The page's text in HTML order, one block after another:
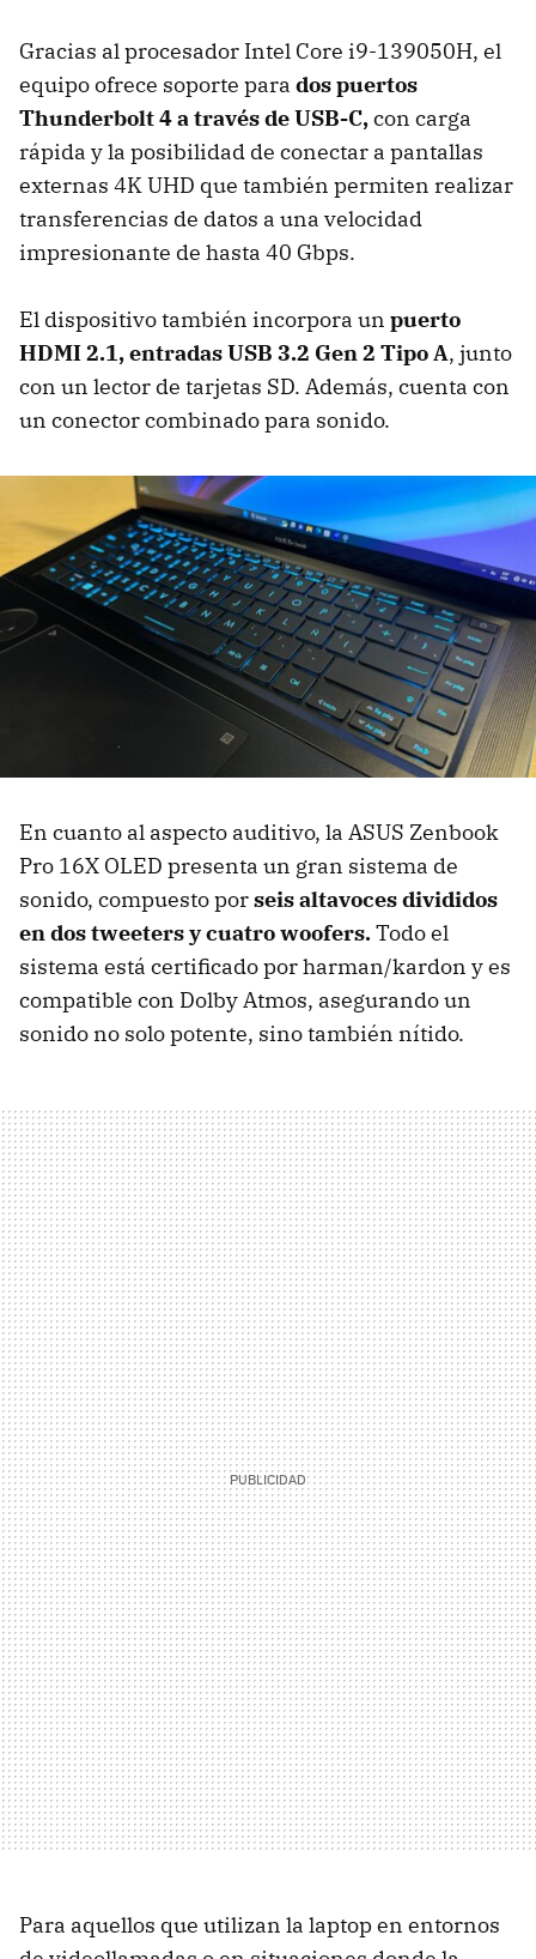
Gracias al procesador Intel Core i9-139050H, el
equipo ofrece soporte para dos puertos
Thunderbolt 4 a través de USB-C,con carga
rápida y la posibilidad de conectar a pantallas
externas 4K UHD que también permiten realizar
transferencias de datos a una velocidad
impresionante de hasta 40 Gbps.
El dispositivo también incorpora un puerto
HDMI 2.1, entradas USB 3.2 Gen 2 Tipo A, junto
con un lector de tarjetas SD. Además, cuenta con
un conector combinado para sonido.
En cuanto al aspecto auditivo, la ASUS Zenbook
Pro 16X OLED presenta un gran sistema de
sonido, compuesto porseis altavoces divididos
en dos tweeters y cuatro woofers.Todo el
sistema está certificado por harman/kardon y es
compatible con Dolby Atmos, asegurando un
sonido no solo potente, sino también nítido.
Para aquellos que utilizan la laptop en entornos